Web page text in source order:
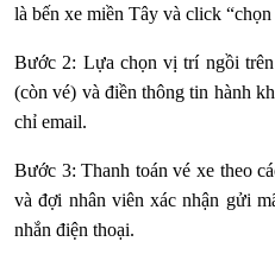
là bến xe miền Tây và click “chọn
Bước 2: Lựa chọn vị trí ngồi
(còn vé) và điền thông tin hành
chỉ email.
Bước 3: Thanh toán vé xe theo
và đợi nhân viên xác nhận gửi
nhắn điện thoại.